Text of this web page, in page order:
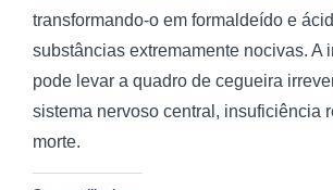
transformando-o em formaldeído e
substâncias extremamente nocivas. A
pode levar a quadro de cegueira
sistema nervoso central, insuficiência
morte.